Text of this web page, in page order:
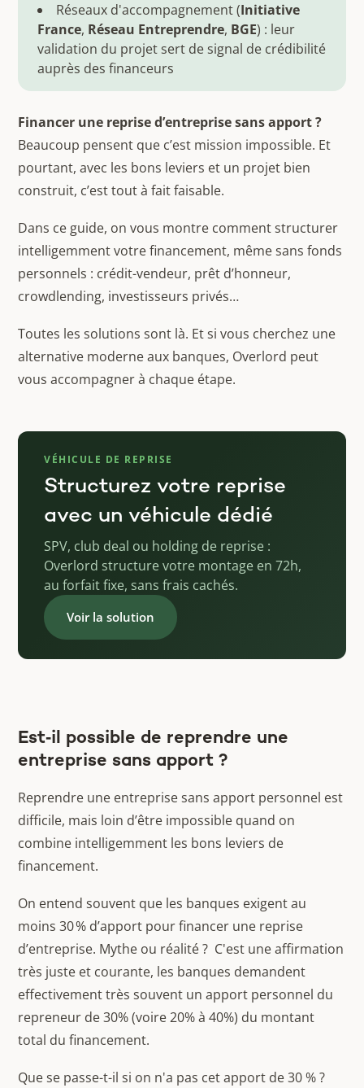
Réseaux d'accompagnement (Initiative
France, Réseau Entreprendre, BGE) : leur
validation du projet sert de signal de crédibilité
auprès des financeurs
Financer une reprise d’entreprise sans apport ?
Beaucoup pensent que c’est mission impossible. Et
pourtant, avec les bons leviers et un projet bien
construit, c’est tout à fait faisable.
Dans ce guide, on vous montre comment structurer
intelligemment votre financement, même sans fonds
personnels : crédit-vendeur, prêt d’honneur,
crowdlending, investisseurs privés…
Toutes les solutions sont là. Et si vous cherchez une
alternative moderne aux banques, Overlord peut
vous accompagner à chaque étape.
VÉHICULE DE REPRISE
Structurez votre reprise
avec un véhicule dédié
SPV, club deal ou holding de reprise :
Overlord structure votre montage en 72h,
au forfait fixe, sans frais cachés.
Voir la solution
Est‑il possible de reprendre une
entreprise sans apport ?
Reprendre une entreprise sans apport personnel est
difficile, mais loin d’être impossible quand on
combine intelligemment les bons leviers de
financement.
On entend souvent que les banques exigent au
moins 30 % d’apport pour financer une reprise
d’entreprise. Mythe ou réalité ? C'est une affirmation
très juste et courante, les banques demandent
effectivement très souvent un apport personnel du
repreneur de 30% (voire 20% à 40%) du montant
total du financement.
Que se passe-t-il si on n'a pas cet apport de 30 % ?